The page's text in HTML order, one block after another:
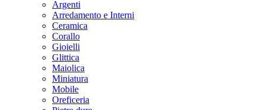
Argenti
Arredamento e Interni
Ceramica
Corallo
Gioielli
Glittica
Maiolica
Miniatura
Mobile
Oreficeria